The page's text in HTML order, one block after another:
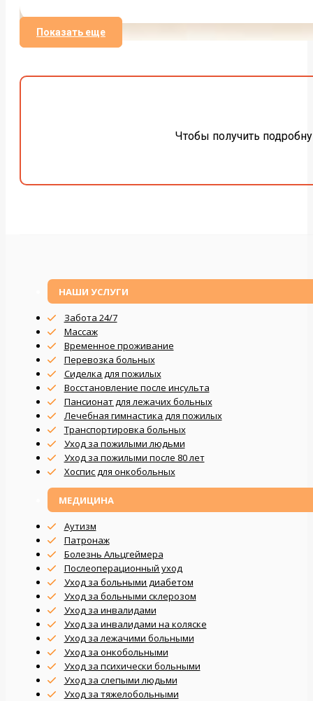
Показать еще
Чтобы получить
НАШИ УСЛУГИ
Забота 24/7
Массаж
Временное проживание
Перевозка больных
Сиделка для пожилых
Восстановление после инсульта
Пансионат для лежачих больных
Лечебная гимнастика для пожилых
Транспортировка больных
Уход за пожилыми людьми
Уход за пожилыми после 80 лет
Хоспис для онкобольных
МЕДИЦИНА
Аутизм
Патронаж
Болезнь Альцгеймера
Послеоперационный уход
Уход за больными диабетом
Уход за больными склерозом
Уход за инвалидами
Уход за инвалидами на коляске
Уход за лежачими больными
Уход за онкобольными
Уход за психически больными
Уход за слепыми людьми
Уход за тяжелобольными